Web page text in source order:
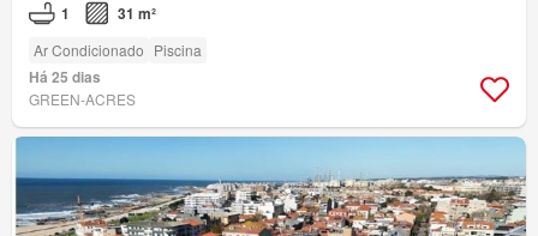
1 31 m²
Ar Condicionado Piscina
Há 25 dias
GREEN-ACRES